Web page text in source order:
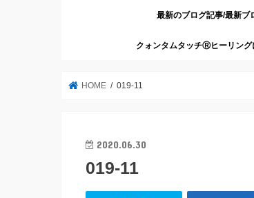
最新のブログ記事/最新ブ
クォンタムタッチⓇヒーリング
HOME 019-11
2020.06.30
019-11